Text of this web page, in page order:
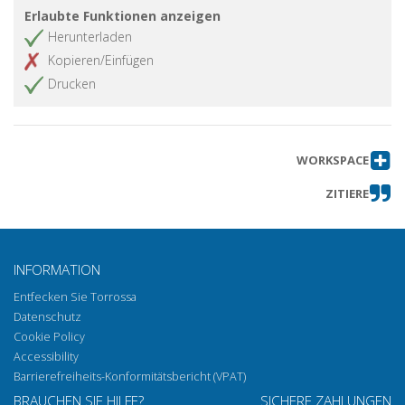
Erlaubte Funktionen anzeigen
Herunterladen
Kopieren/Einfügen
Drucken
WORKSPACE
ZITIERE
INFORMATION
Entfecken Sie Torrossa
Datenschutz
Cookie Policy
Accessibility
Barrierefreiheits-Konformitätsbericht (VPAT)
BRAUCHEN SIE HILFE? SICHERE ZAHLUNGEN